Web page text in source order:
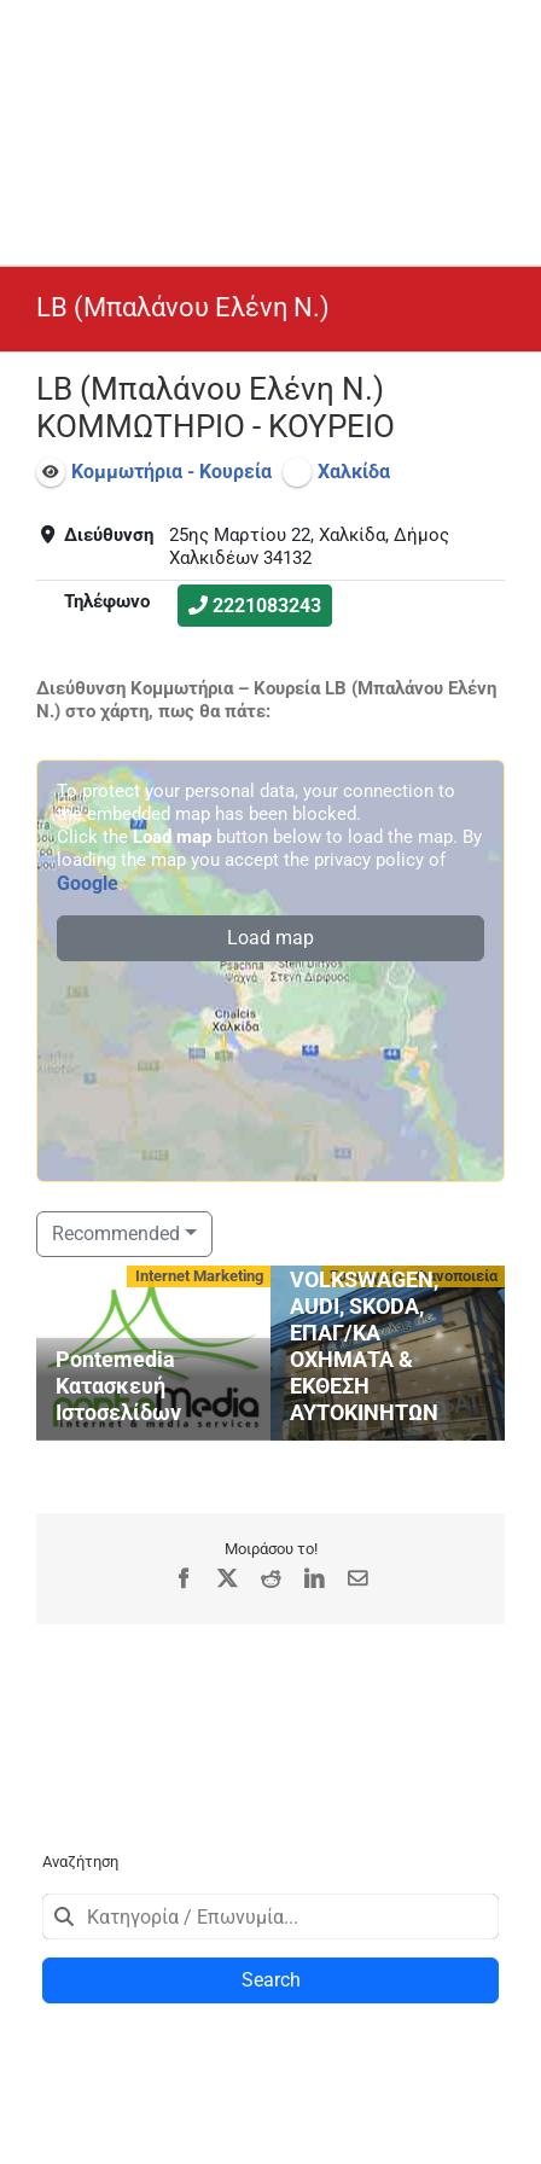
LB (Μπαλάνου Ελένη Ν.)
LB (Μπαλάνου Ελένη Ν.)
ΚΟΜΜΩΤΗΡΙΟ - ΚΟΥΡΕΙΟ
Κομμωτήρια - Κουρεία Χαλκίδα
Διεύθυνση
25ης Μαρτίου 22, Χαλκίδα, Δήμος
Χαλκιδέων 34132
Τηλέφωνο
2221083243
Διεύθυνση Κομμωτήρια – Κουρεία LB (Μπαλάνου Ελένη
Ν.) στο χάρτη, πως θα πάτε:
To protect your personal data, your connection to
the embedded map has been blocked.
Click theLoad map button below to load the map. By
loading the map you accept the privacy policy of
Google.
Load map
Recommended
Internet Marketing
Pontemedia
Κατασκευή
Ιστοσελίδων
Συνεργεία - Φανοποιεία
VOLKSWAGEN,
AUDI, SKODA,
ΕΠΑΓ/ΚΑ
ΟΧΗΜΑΤΑ &
ΕΚΘΕΣΗ
ΑΥΤΟΚΙΝΗΤΩΝ
Μοιράσου το!
Facebook RedditLinkedIn
Email
Αναζήτηση
Search